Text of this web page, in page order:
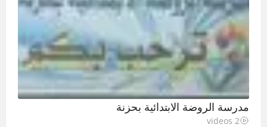
مدرسة الروضة الابتدائية بحزنة
2 videos